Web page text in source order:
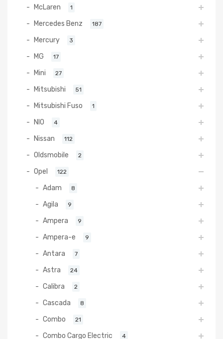
McLaren 1
Mercedes Benz 187
Mercury 3
MG 17
Mini 27
Mitsubishi 51
Mitsubishi Fuso 1
NIO 4
Nissan 112
Oldsmobile 2
Opel 122
Adam 8
Agila 9
Ampera 9
Ampera-e 9
Antara 7
Astra 24
Calibra 2
Cascada 8
Combo 21
Combo Cargo Electric 4